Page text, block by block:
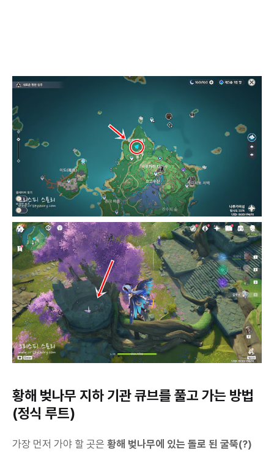
황해 벚나무 지하 기관 큐브를 풀고 가는 방법
(정식 루트)
가장 먼저 가야 할 곳은 황해 벚나무에 있는 돌로 된 굴뚝(?)